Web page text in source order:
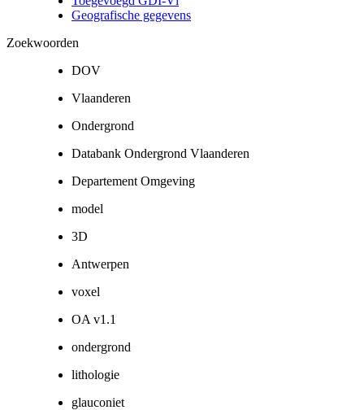
Geografische gegevens
Zoekwoorden
DOV
Vlaanderen
Ondergrond
Databank Ondergrond Vlaanderen
Departement Omgeving
model
3D
Antwerpen
voxel
OA v1.1
ondergrond
lithologie
glauconiet